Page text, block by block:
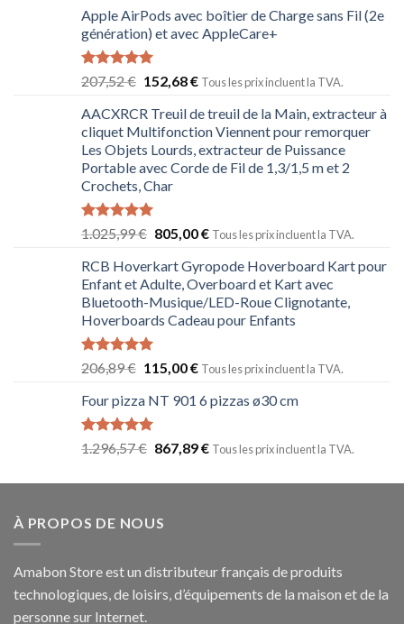
Apple AirPods avec boîtier de Charge sans Fil (2e
génération) et avec AppleCare+
Note5.00
sur 5
207,52€ 152,68€ Tous les prix incluent la TVA.
AACXRCR Treuil de treuil de la Main, extracteur à
cliquet Multifonction Viennent pour remorquer
Les Objets Lourds, extracteur de Puissance
Portable avec Corde de Fil de 1,3/1,5 m et 2
Crochets, Char
Note 5.00
1.025,99€ 805,00€ Tous les prix incluent la TVA.
RCB Hoverkart Gyropode Hoverboard Kart pour
Enfant et Adulte, Overboard et Kart avec
Bluetooth-Musique/LED-Roue Clignotante,
Hoverboards Cadeau pour Enfants
Note5.00
sur 5
206,89€ 115,00€ Tous les prix incluent la TVA.
Four pizza NT 901 6 pizzas ø30 cm
Note 5.00
1.296,57€ 867,89€ Tous les prix incluent la TVA.
À PROPOS DE NOUS
Amabon Store est un distributeur français de produits
technologiques, de loisirs, d’équipements de la maison et de la
personne sur Internet.